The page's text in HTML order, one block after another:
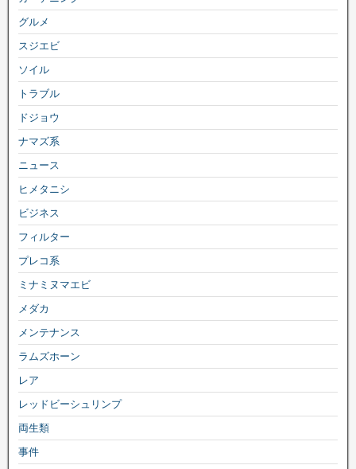
グルメ
スジエビ
ソイル
トラブル
ドジョウ
ナマズ系
ニュース
ヒメタニシ
ビジネス
フィルター
プレコ系
ミナミヌマエビ
メダカ
メンテナンス
ラムズホーン
レア
レッドビーシュリンプ
両生類
事件